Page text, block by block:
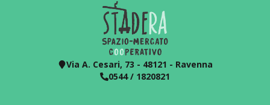
Via A. Cesari, 73 - 48121 - Ravenna
0544 / 1820821